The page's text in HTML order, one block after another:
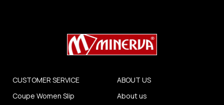
CUSTOMER SERVICE
Coupe Women Slip
ABOUT US
About us